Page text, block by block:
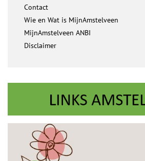
Contact
Wie en Wat is MijnAmstelveen
MijnAmstelveen ANBI
Disclaimer